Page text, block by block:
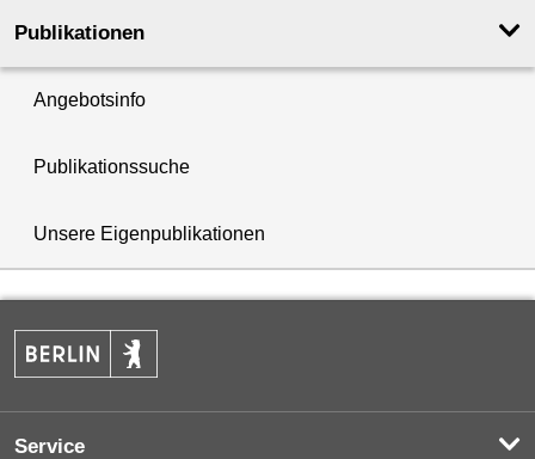
Publikationen
Angebotsinfo
Publikationssuche
Unsere Eigenpublikationen
Service